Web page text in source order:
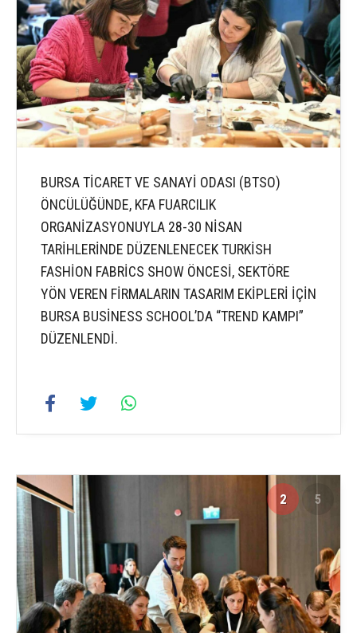
BURSA TİCARET VE SANAYİ ODASI (BTSO)
ÖNCÜLÜĞÜNDE, KFA FUARCILIK
ORGANİZASYONUYLA 28-30 NİSAN
TARİHLERİNDE DÜZENLENECEK TURKİSH
FASHİON FABRİCS SHOW ÖNCESİ, SEKTÖRE
YÖN VEREN FİRMALARIN TASARIM EKİPLERİ İÇİN
BURSA BUSİNESS SCHOOL’DA “TREND KAMPI”
DÜZENLENDİ.
2 5